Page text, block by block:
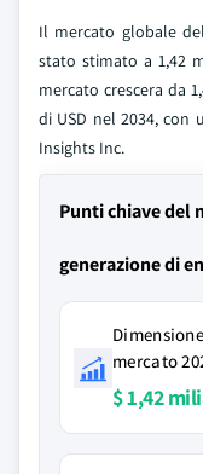
Il mercato globale
stato stimato a 1,42
mercato crescera da
di USD nel 2034, con
Insights Inc.
Punti chiave del
generazione di
mercato
$ 1,42